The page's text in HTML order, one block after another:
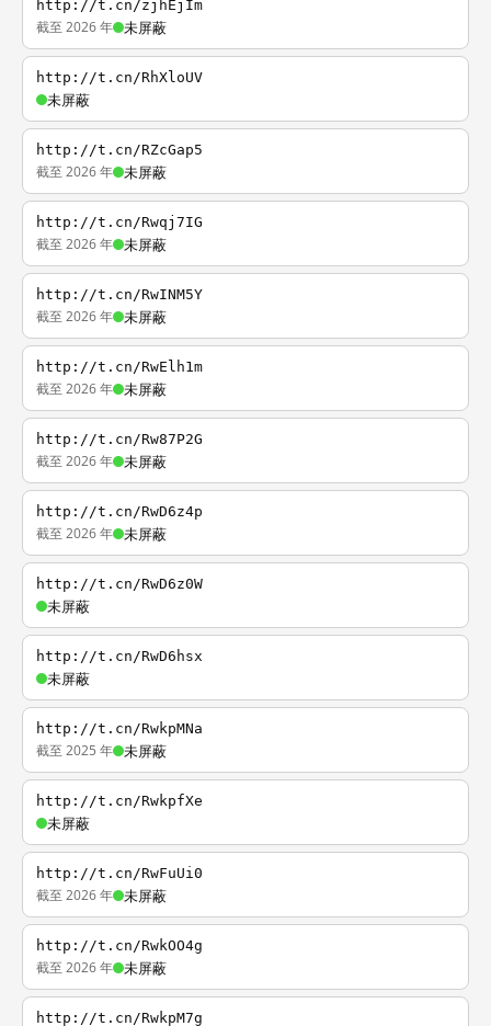
http://t.cn/zjhEjIm
截至 2026 年 未屏蔽
http://t.cn/RhXloUV
未屏蔽
http://t.cn/RZcGap5
截至 2026 年 未屏蔽
http://t.cn/Rwqj7IG
截至 2026 年 未屏蔽
http://t.cn/RwINM5Y
截至 2026 年 未屏蔽
http://t.cn/RwElh1m
截至 2026 年 未屏蔽
http://t.cn/Rw87P2G
截至 2026 年 未屏蔽
http://t.cn/RwD6z4p
截至 2026 年 未屏蔽
http://t.cn/RwD6z0W
未屏蔽
http://t.cn/RwD6hsx
未屏蔽
http://t.cn/RwkpMNa
截至 2025 年 未屏蔽
http://t.cn/RwkpfXe
未屏蔽
http://t.cn/RwFuUi0
截至 2026 年 未屏蔽
http://t.cn/RwkOO4g
截至 2026 年 未屏蔽
http://t.cn/RwkpM7g